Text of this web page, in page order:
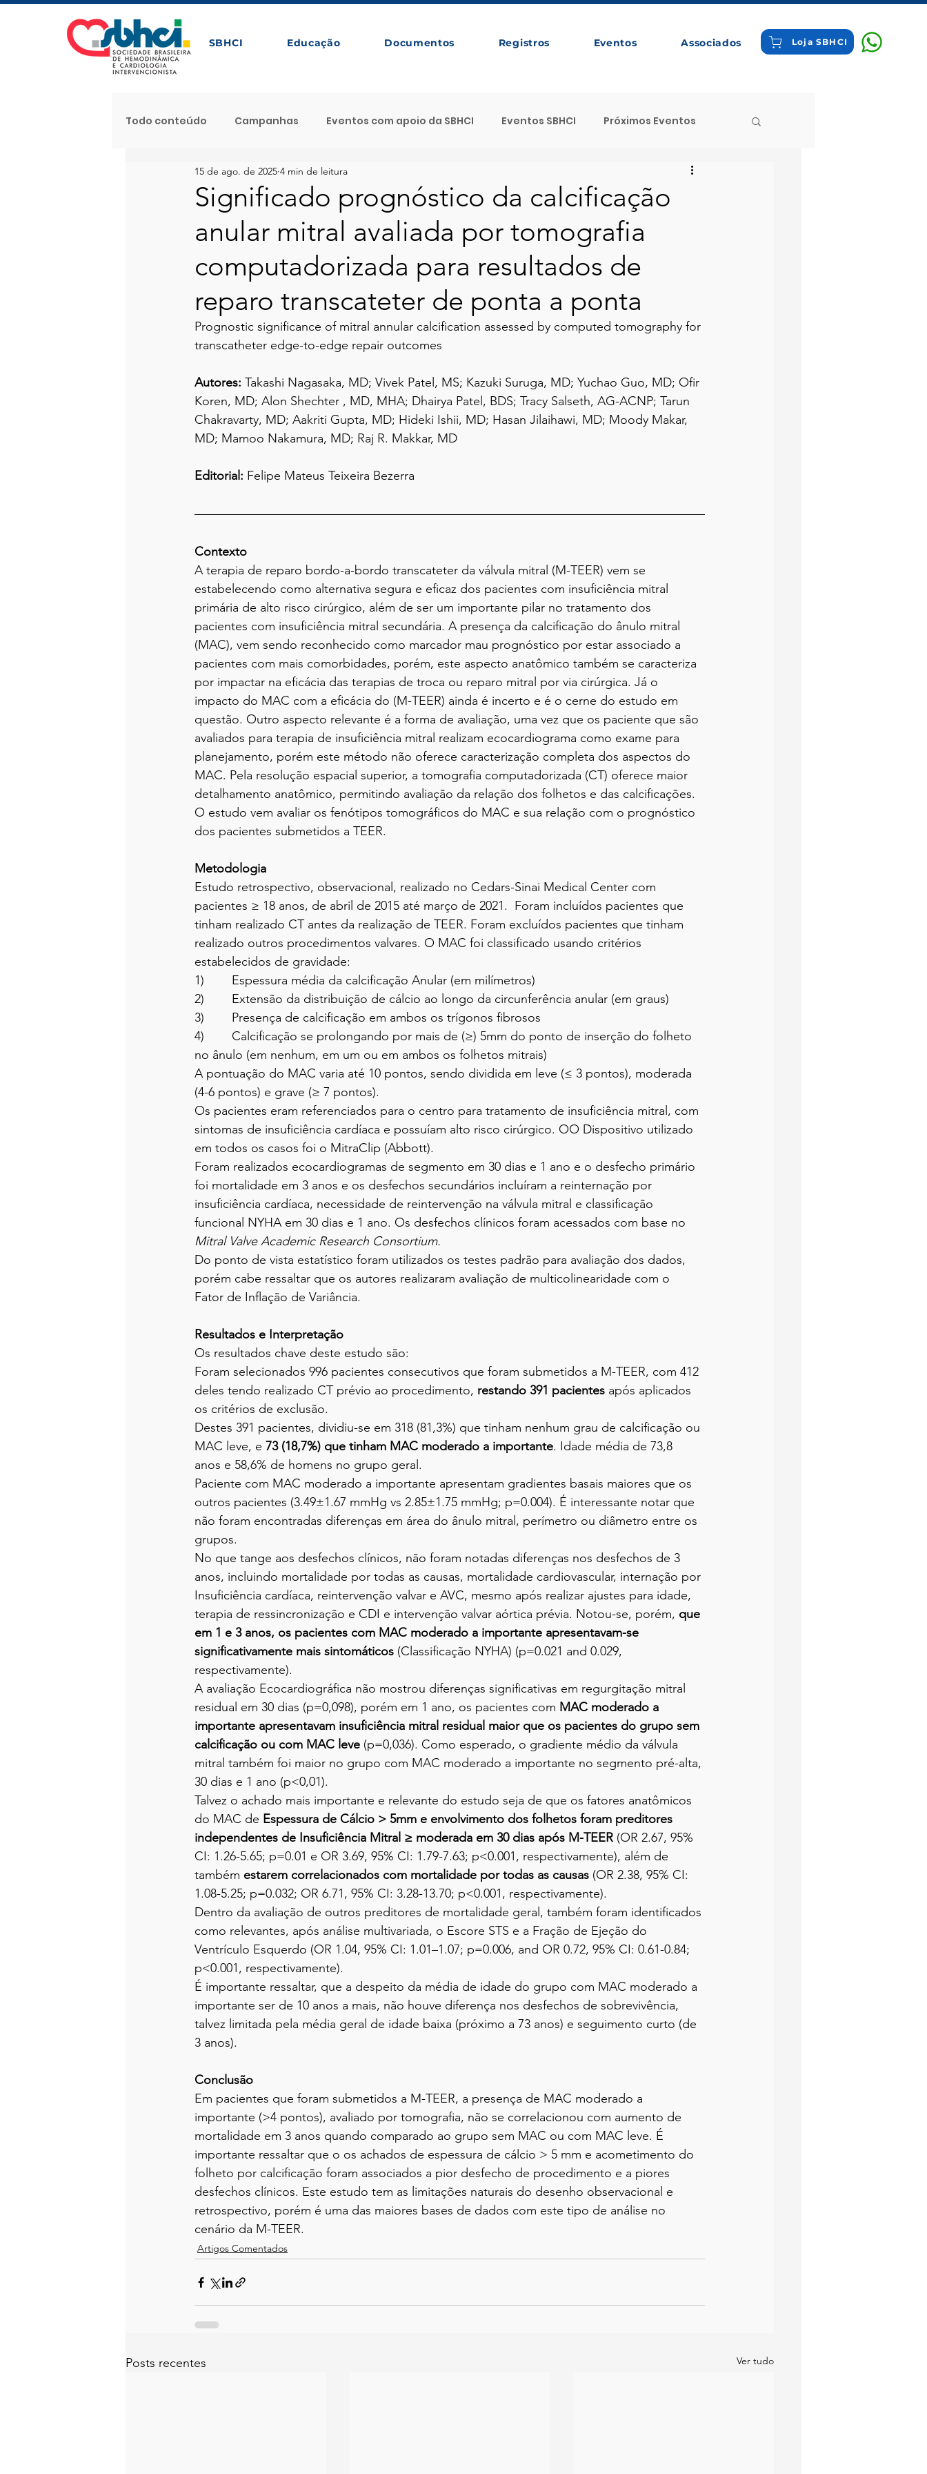
SBHCI Educação Documentos Registros Eventos Associados Loja SBHCI
Todo conteúdo Campanhas Eventos com apoio da SBHCI Eventos SBHCI Próximos Eventos
Próximos Eventos com Apoio da SBHCI
Noticia Destaque Processo Seletivo SBHCI Destaque SBHCI Cursos Artigos Comentados
Caso Clínico
Significado prognóstico da calcificação
anular mitral avaliada por tomografia
computadorizada para resultados de
reparo transcateter de ponta a ponta
15 de ago. de 2025 4 min de leitura
Prognostic significance of mitral annular calcification assessed by computed tomography for
transcatheter edge-to-edge repair outcomes
Autores: Takashi Nagasaka, MD; Vivek Patel, MS; Kazuki Suruga, MD; Yuchao Guo, MD; Ofir
Koren, MD; Alon Shechter , MD, MHA; Dhairya Patel, BDS; Tracy Salseth, AG-ACNP; Tarun
Chakravarty, MD; Aakriti Gupta, MD; Hideki Ishii, MD; Hasan Jilaihawi, MD; Moody Makar,
MD; Mamoo Nakamura, MD; Raj R. Makkar, MD
Editorial: Felipe Mateus Teixeira Bezerra
Contexto
A terapia de reparo bordo-a-bordo transcateter da válvula mitral (M-TEER) vem se
estabelecendo como alternativa segura e eficaz dos pacientes com insuficiência mitral
primária de alto risco cirúrgico, além de ser um importante pilar no tratamento dos
pacientes com insuficiência mitral secundária. A presença da calcificação do ânulo mitral
(MAC), vem sendo reconhecido como marcador mau prognóstico por estar associado a
pacientes com mais comorbidades, porém, este aspecto anatômico também se caracteriza
por impactar na eficácia das terapias de troca ou reparo mitral por via cirúrgica. Já o
impacto do MAC com a eficácia do (M-TEER) ainda é incerto e é o cerne do estudo em
questão. Outro aspecto relevante é a forma de avaliação, uma vez que os paciente que são
avaliados para terapia de insuficiência mitral realizam ecocardiograma como exame para
planejamento, porém este método não oferece caracterização completa dos aspectos do
MAC. Pela resolução espacial superior, a tomografia computadorizada (CT) oferece maior
detalhamento anatômico, permitindo avaliação da relação dos folhetos e das calcificações.
O estudo vem avaliar os fenótipos tomográficos do MAC e sua relação com o prognóstico
dos pacientes submetidos a TEER.
Metodologia
Estudo retrospectivo, observacional, realizado no Cedars-Sinai Medical Center com
pacientes ≥ 18 anos, de abril de 2015 até março de 2021.  Foram incluídos pacientes que
tinham realizado CT antes da realização de TEER. Foram excluídos pacientes que tinham
realizado outros procedimentos valvares. O MAC foi classificado usando critérios
estabelecidos de gravidade:
1)        Espessura média da calcificação Anular (em milímetros)
2)        Extensão da distribuição de cálcio ao longo da circunferência anular (em graus)
3)        Presença de calcificação em ambos os trígonos fibrosos
4)        Calcificação se prolongando por mais de (≥) 5mm do ponto de inserção do folheto
no ânulo (em nenhum, em um ou em ambos os folhetos mitrais)
A pontuação do MAC varia até 10 pontos, sendo dividida em leve (≤ 3 pontos), moderada
(4-6 pontos) e grave (≥ 7 pontos).
Os pacientes eram referenciados para o centro para tratamento de insuficiência mitral, com
sintomas de insuficiência cardíaca e possuíam alto risco cirúrgico. OO Dispositivo utilizado
em todos os casos foi o MitraClip (Abbott).
Foram realizados ecocardiogramas de segmento em 30 dias e 1 ano e o desfecho primário
foi mortalidade em 3 anos e os desfechos secundários incluíram a reinternação por
insuficiência cardíaca, necessidade de reintervenção na válvula mitral e classificação
funcional NYHA em 30 dias e 1 ano. Os desfechos clínicos foram acessados com base no
Mitral Valve Academic Research Consortium.
Do ponto de vista estatístico foram utilizados os testes padrão para avaliação dos dados,
porém cabe ressaltar que os autores realizaram avaliação de multicolinearidade com o
Fator de Inflação de Variância.
Resultados e Interpretação
Os resultados chave deste estudo são:
Foram selecionados 996 pacientes consecutivos que foram submetidos a M-TEER, com 412
deles tendo realizado CT prévio ao procedimento, restando 391 pacientes após aplicados
os critérios de exclusão.
Destes 391 pacientes, dividiu-se em 318 (81,3%) que tinham nenhum grau de calcificação ou
MAC leve, e 73 (18,7%) que tinham MAC moderado a importante. Idade média de 73,8
anos e 58,6% de homens no grupo geral.
Paciente com MAC moderado a importante apresentam gradientes basais maiores que os
outros pacientes (3.49±1.67 mmHg vs 2.85±1.75 mmHg; p=0.004). É interessante notar que
não foram encontradas diferenças em área do ânulo mitral, perímetro ou diâmetro entre os
grupos.
No que tange aos desfechos clínicos, não foram notadas diferenças nos desfechos de 3
anos, incluindo mortalidade por todas as causas, mortalidade cardiovascular, internação por
Insuficiência cardíaca, reintervenção valvar e AVC, mesmo após realizar ajustes para idade,
terapia de ressincronização e CDI e intervenção valvar aórtica prévia. Notou-se, porém, que
em 1 e 3 anos, os pacientes com MAC moderado a importante apresentavam-se
significativamente mais sintomáticos (Classificação NYHA) (p=0.021 and 0.029,
respectivamente).
A avaliação Ecocardiográfica não mostrou diferenças significativas em regurgitação mitral
residual em 30 dias (p=0,098), porém em 1 ano, os pacientes com MAC moderado a
importante apresentavam insuficiência mitral residual maior que os pacientes do grupo sem
calcificação ou com MAC leve (p=0,036). Como esperado, o gradiente médio da válvula
mitral também foi maior no grupo com MAC moderado a importante no segmento pré-alta,
30 dias e 1 ano (p<0,01).
Talvez o achado mais importante e relevante do estudo seja de que os fatores anatômicos
do MAC de Espessura de Cálcio > 5mm e envolvimento dos folhetos foram preditores
independentes de Insuficiência Mitral ≥ moderada em 30 dias após M-TEER (OR 2.67, 95%
CI: 1.26-5.65; p=0.01 e OR 3.69, 95% CI: 1.79-7.63; p<0.001, respectivamente), além de
também estarem correlacionados com mortalidade por todas as causas (OR 2.38, 95% CI:
1.08-5.25; p=0.032; OR 6.71, 95% CI: 3.28-13.70; p<0.001, respectivamente).
Dentro da avaliação de outros preditores de mortalidade geral, também foram identificados
como relevantes, após análise multivariada, o Escore STS e a Fração de Ejeção do
Ventrículo Esquerdo (OR 1.04, 95% CI: 1.01–1.07; p=0.006, and OR 0.72, 95% CI: 0.61-0.84;
p<0.001, respectivamente).
É importante ressaltar, que a despeito da média de idade do grupo com MAC moderado a
importante ser de 10 anos a mais, não houve diferença nos desfechos de sobrevivência,
talvez limitada pela média geral de idade baixa (próximo a 73 anos) e seguimento curto (de
3 anos).
Conclusão
Em pacientes que foram submetidos a M-TEER, a presença de MAC moderado a
importante (>4 pontos), avaliado por tomografia, não se correlacionou com aumento de
mortalidade em 3 anos quando comparado ao grupo sem MAC ou com MAC leve. É
importante ressaltar que o os achados de espessura de cálcio > 5 mm e acometimento do
folheto por calcificação foram associados a pior desfecho de procedimento e a piores
desfechos clínicos. Este estudo tem as limitações naturais do desenho observacional e
retrospectivo, porém é uma das maiores bases de dados com este tipo de análise no
cenário da M-TEER.
Artigos Comentados
Posts recentes Ver tudo